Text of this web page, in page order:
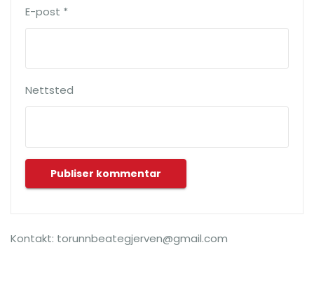
E-post *
Nettsted
Kontakt: torunnbeategjerven@gmail.com